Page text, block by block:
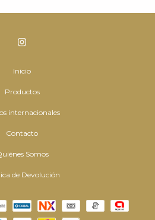
Inicio
Productos
internacionales
Contacto
Somos
de Devolución